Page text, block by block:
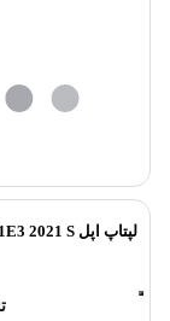
لپتاپ اپل Pro MK1E3 2021 S